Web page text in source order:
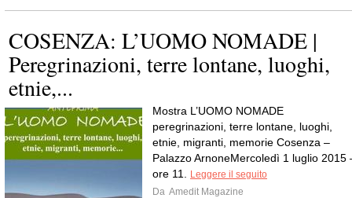
COSENZA: L’UOMO NOMADE |
Peregrinazioni, terre lontane, luoghi,
etnie,...
Mostra L’UOMO NOMADE
peregrinazioni, terre lontane, luoghi,
etnie, migranti, memorie Cosenza –
Palazzo ArnoneMercoledì 1 luglio 2015
ore 11.
Leggere il seguito
Da Amedit Magazine